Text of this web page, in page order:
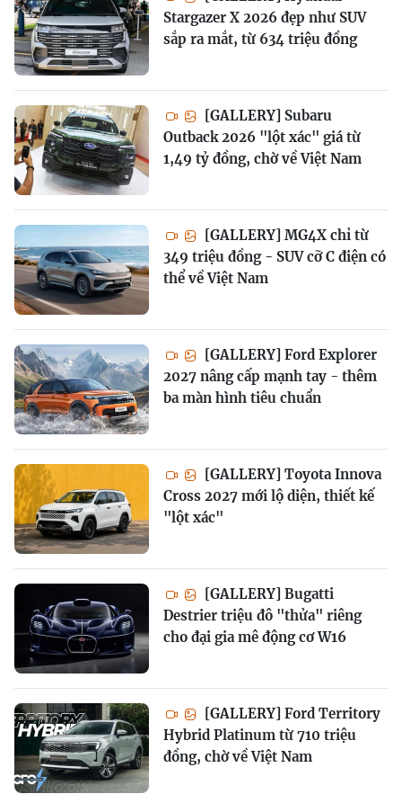
Stargazer X 2026 đẹp như SUV
sắp ra mắt, từ 634 triệu đồng
[GALLERY] Subaru
Outback 2026 "lột xác" giá từ
1,49 tỷ đồng, chờ về Việt Nam
[GALLERY] MG4X chỉ từ
349 triệu đồng - SUV cỡ C điện có
thể về Việt Nam
[GALLERY] Ford Explorer
2027 nâng cấp mạnh tay - thêm
ba màn hình tiêu chuẩn
[GALLERY] Toyota Innova
Cross 2027 mới lộ diện, thiết kế
"lột xác"
[GALLERY] Bugatti
Destrier triệu đô "thửa" riêng
cho đại gia mê động cơ W16
[GALLERY] Ford Territory
Hybrid Platinum từ 710 triệu
đồng, chờ về Việt Nam